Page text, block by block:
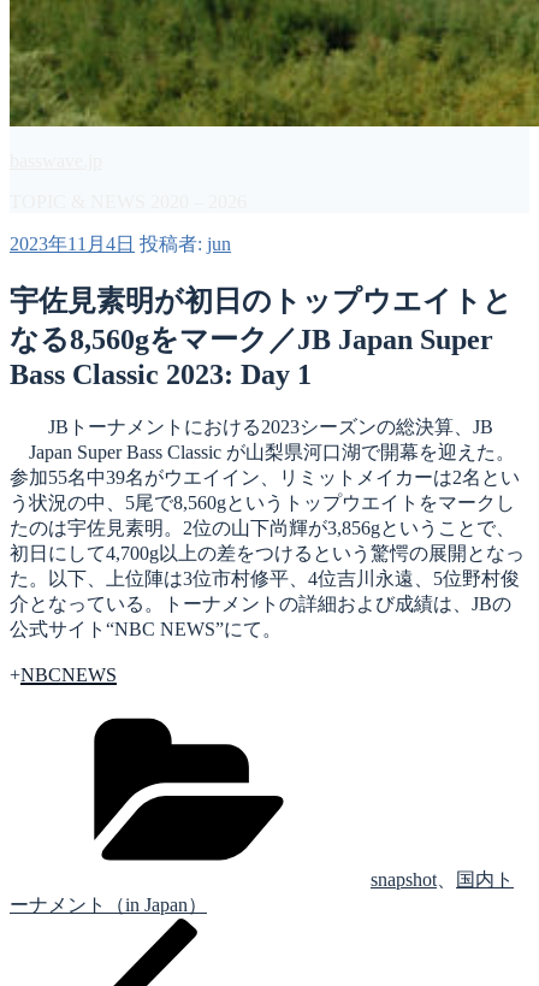
投
日:
2023年11月4日 投稿者: jun
宇佐見素明が初日のトップウエイトと
なる8,560gをマーク／JB Japan Super
Bass Classic 2023: Day 1
JBトーナメントにおける2023シーズンの総決算、JB
Japan Super Bass Classic が山梨県河口湖で開幕を迎えた。
参加55名中39名がウエイイン、リミットメイカーは2名とい
う状況の中、5尾で8,560gというトップウエイトをマークし
たのは宇佐見素明。2位の山下尚輝が3,856gということで、
初日にして4,700g以上の差をつけるという驚愕の展開となっ
た。以下、上位陣は3位市村修平、4位吉川永遠、5位野村俊
介となっている。トーナメントの詳細および成績は、JBの
公式サイト“NBC NEWS”にて。
+NBCNEWS
snapshot
国内ト
ーナメント（in Japan）